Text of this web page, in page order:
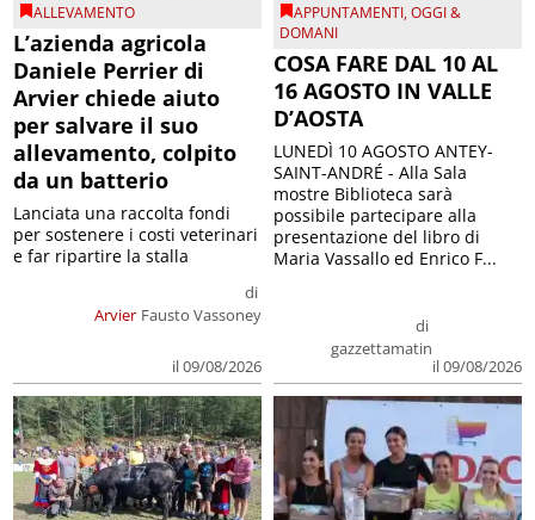
ALLEVAMENTO
L’azienda agricola
Daniele Perrier di
Arvier chiede aiuto
per salvare il suo
allevamento, colpito
da un batterio
Arvier
di
Fausto Vassoney
il 09/08/2026
Lanciata una raccolta fondi
per sostenere i costi veterinari
e far ripartire la stalla
APPUNTAMENTI,OGGI &
DOMANI
COSA FARE DAL 10 AL
16 AGOSTO IN VALLE
D’AOSTA
di
gazzettamatin
il 09/08/2026
LUNEDÌ 10 AGOSTO ANTEY-
SAINT-ANDRÉ - Alla Sala
mostre Biblioteca sarà
possibile partecipare alla
presentazione del libro di
Maria Vassallo ed Enrico F...